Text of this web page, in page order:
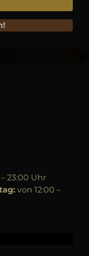
23:00 Uhr
von 12:00 –